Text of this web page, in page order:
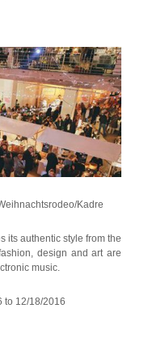
Kadre
its authentic style from the
design and art are
music.
to 12/18/2016